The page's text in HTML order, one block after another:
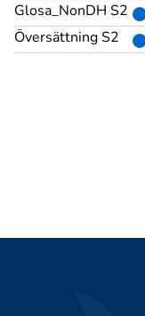
Glosa_NonDH S2
Översättning S2